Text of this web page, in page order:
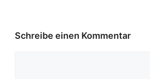
Schreibe einen Kommentar